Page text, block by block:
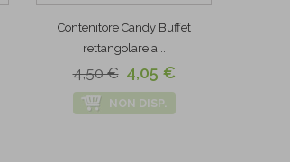
Contenitore Candy Buffet
rettangolare a...
4,50 € 4,05 €
NON DISP.